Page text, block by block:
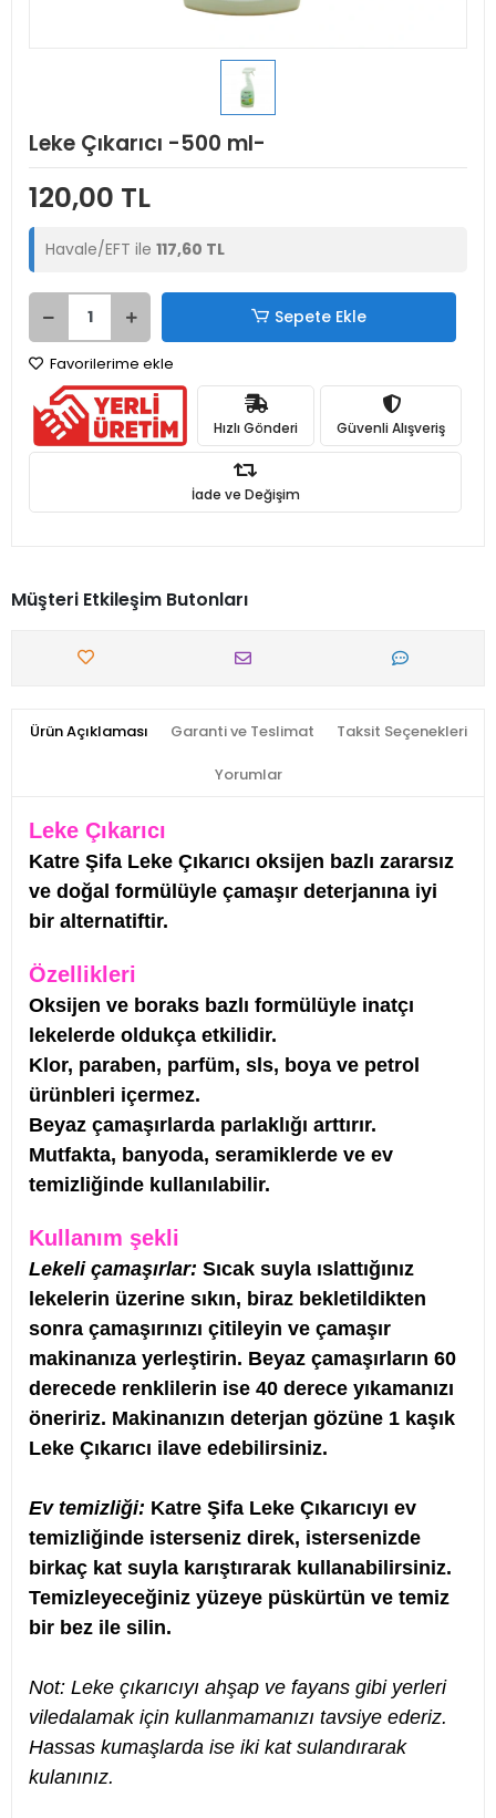
Leke Çıkarıcı -500 ml-
120,00 TL
Havale/EFT ile 117,60 TL
Sepete Ekle
Favorilerime ekle
Hızlı Gönderi Güvenli Alışveriş
İade ve Değişim
Müşteri Etkileşim Butonları
Ürün Açıklaması Garanti ve Teslimat Taksit Seçenekleri
Yorumlar
Leke Çıkarıcı
Katre Şifa Leke Çıkarıcı oksijen bazlı zararsız
ve doğal formülüyle çamaşır deterjanına iyi
bir alternatiftir.
Özellikleri
Oksijen ve boraks bazlı formülüyle inatçı
lekelerde oldukça etkilidir.
Klor, paraben, parfüm, sls, boya ve petrol
ürünbleri içermez.
Beyaz çamaşırlarda parlaklığı arttırır.
Mutfakta, banyoda, seramiklerde ve ev
temizliğinde kullanılabilir.
Kullanım şekli
Lekeli çamaşırlar: Sıcak suyla ıslattığınız
lekelerin üzerine sıkın, biraz bekletildikten
sonra çamaşırınızı çitileyin ve çamaşır
makinanıza yerleştirin. Beyaz çamaşırların 60
derecede renklilerin ise 40 derece yıkamanızı
öneririz. Makinanızın deterjan gözüne 1 kaşık
Leke Çıkarıcı ilave edebilirsiniz.
Ev temizliği: Katre Şifa Leke Çıkarıcıyı ev
temizliğinde isterseniz direk, istersenizde
birkaç kat suyla karıştırarak kullanabilirsiniz.
Temizleyeceğiniz yüzeye püskürtün ve temiz
bir bez ile silin.
Not: Leke çıkarıcıyı ahşap ve fayans gibi yerleri
viledalamak için kullanmamanızı tavsiye ederiz.
Hassas kumaşlarda ise iki kat sulandırarak
kulanınız.